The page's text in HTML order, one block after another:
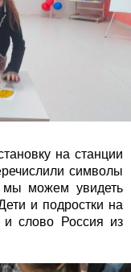
на станции
символы
мы можем увидеть
и подростки на
и слово Россия из